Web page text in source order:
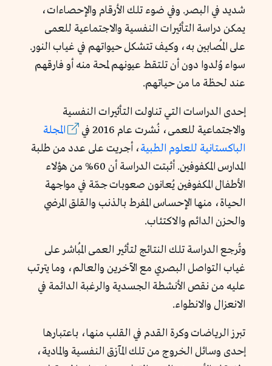
شديد في البصر. وفي ضوء تلك الأرقام والإحصاءات،
يمكن دراسة التأثيرات النفسية والاجتماعية للعمى
على المُصابين به، وكيف تتشكل حيواتهم في غياب النور.
سواء وُلدوا دون أن تلتقط عيونهم لمحة منه أو فارقهم
عند لحظة ما من حياتهم.
إحدى الدراسات التي تناولت التأثيرات النفسية
والاجتماعية للعمى، نُشرت عام 2016 في
المجلة
الباكستانية للعلوم الطبية، أجريت على عدد من طلبة
المدارس المكفوفين. أثبتت الدراسة أن 60% من هؤلاء
الأطفال المكفوفين يُعانون صعوبات جمّة في مواجهة
الحياة، منها الإحساس المفرط بالذنب والقلق المرضي
والحزن الدائم والاكتئاب.
وتُرجع الدراسة تلك النتائج لتأثير العمى المُباشر على
غياب التواصل البصري مع الآخرين والعالم، وما يترتب
عليه من نقص الأنشطة الجسدية والرغبة الدائمة في
الانعزال والانطواء.
تبرز الرياضات وكرة القدم في القلب منها، باعتبارها
إحدى وسائل الخروج من تلك المآزق النفسية والمادية،